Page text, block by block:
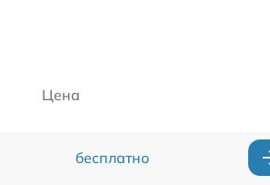
Цена
бесплатно